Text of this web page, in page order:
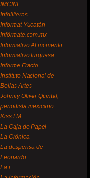
IMCINE
Infolliteras
Informat Yucatán
Infórmate.com.mx
Informativo Al momento
Informativo turquesa
Informe Fracto
Instituto Nacional de
Bellas Artes
Johnny Oliver Quintal,
periodista mexicano
Kiss FM
La Caja de Papel
La Crónica
La despensa de
Leonardo
La i